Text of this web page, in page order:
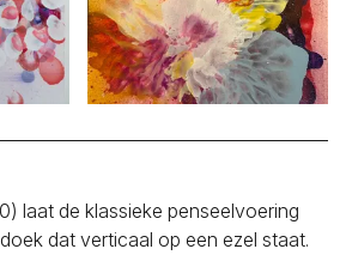
laat de klassieke penseelvoering
dat verticaal op een ezel staat.